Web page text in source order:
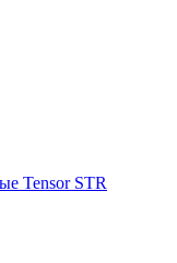
Tensor STR